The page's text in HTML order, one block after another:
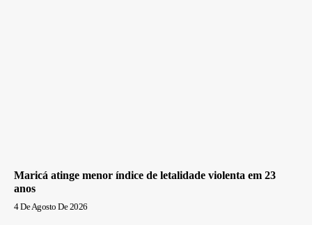
Maricá atinge menor índice de letalidade violenta em 23
anos
4 De Agosto De 2026